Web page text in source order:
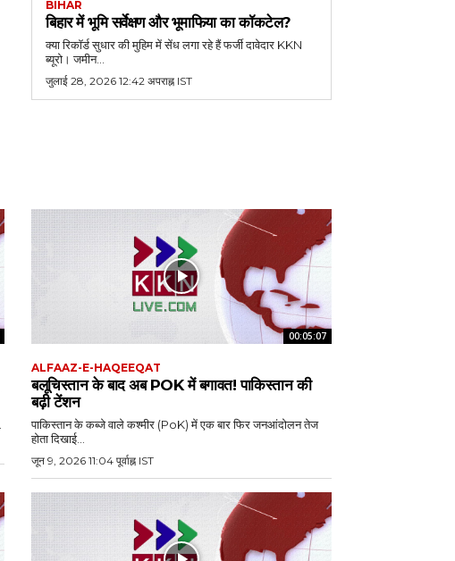
BIHAR
बिहार में भूमि सर्वेक्षण और भूमाफिया का कॉकटेल?
क्या रिकॉर्ड सुधार की मुहिम में सेंध लगा रहे हैं फर्जी दावेदार KKN
ब्यूरो। जमीन...
जुलाई 28, 2026 12:42 अपराह्न IST
00:05:07
ALFAAZ-E-HAQEEQAT
बलूचिस्तान के बाद अब POK में बगावत! पाकिस्तान की
बढ़ी टेंशन
पाकिस्तान के कब्जे वाले कश्मीर (PoK) में एक बार फिर जनआंदोलन तेज
होता दिखाई...
जून 9, 2026 11:04 पूर्वाह्न IST